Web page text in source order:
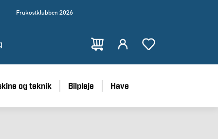
Frukostklubben 2026
og teknik Bilpleje Have